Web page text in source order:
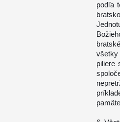
podľa
piliere